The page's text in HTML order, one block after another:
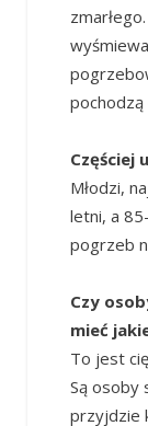
pochodzą
Częściej
Młodzi,
letni, a
pogrzeb
Czy
mieć
To jest
Są osoby
przyjdzie